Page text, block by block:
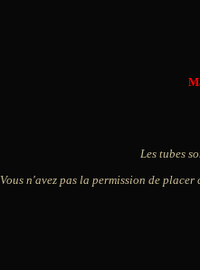
Les tubes
Vous n'avez pas la permission de